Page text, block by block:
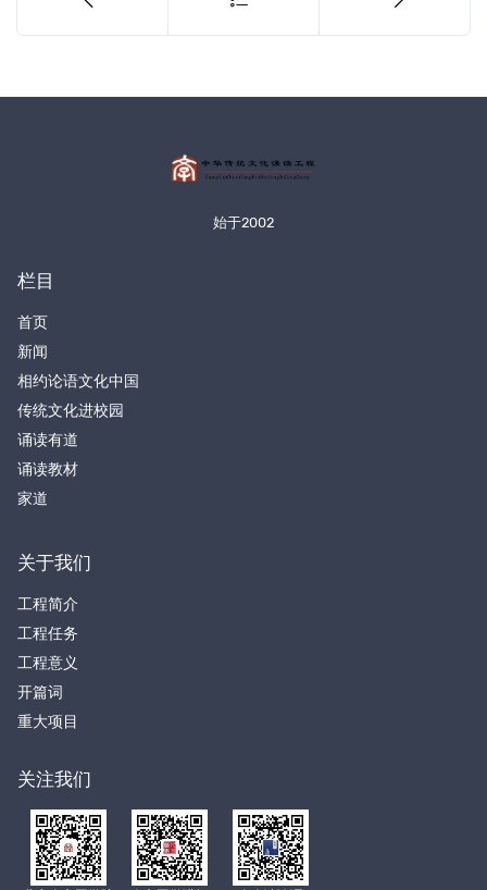
始于2002
栏目
首页
新闻
相约论语文化中国
传统文化进校园
诵读有道
诵读教材
家道
关于我们
工程简介
工程任务
工程意义
开篇词
重大项目
关注我们